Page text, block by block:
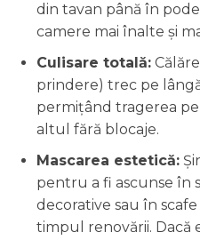
din tavan până în
camere mai înalte și
Culisare totală:
prindere) trec pe
permițând tragerea
altul fără blocaje.
Mascarea estetică:
pentru a fi ascunse în
decorative sau în
timpul renovării. Dacă